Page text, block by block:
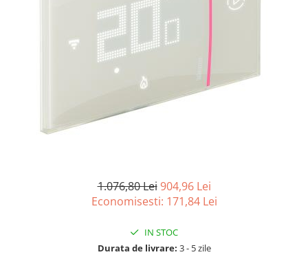
1.076,80 Lei 904,96 Lei
Economisesti: 171,84 Lei
IN STOC
Durata de livrare: 3 - 5 zile